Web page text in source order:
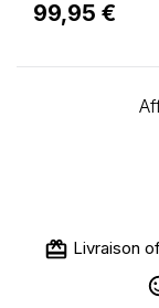
99,95 €
Livraison